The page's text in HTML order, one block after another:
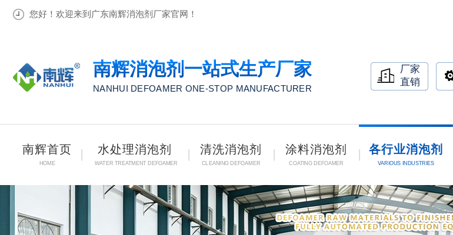
您好！欢迎来到广东南辉消泡剂厂家官网！
南辉消泡剂一站式生产厂家
NANHUI DEFOAMER ONE-STOP MANUFACTURER
厂家
直销
南辉首页
HOME
水处理消泡剂
WATER TREATMENT DEFOAMER
清洗消泡剂
CLEANING DEFOAMER
涂料消泡剂
COATING DEFOAMER
各行业消泡剂
VARIOUS INDUSTRIES